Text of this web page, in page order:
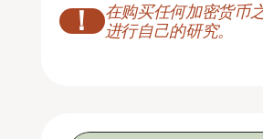
！
在购买任何加密货币
进行自己的研究。